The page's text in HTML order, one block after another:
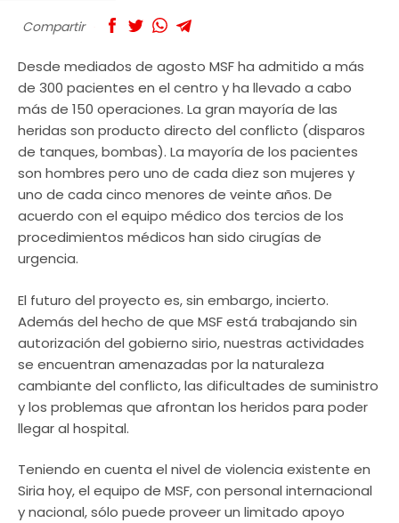
Compartir
Desde mediados de agosto MSF ha admitido a más
de 300 pacientes en el centro y ha llevado a cabo
más de 150 operaciones. La gran mayoría de las
heridas son producto directo del conflicto (disparos
de tanques, bombas). La mayoría de los pacientes
son hombres pero uno de cada diez son mujeres y
uno de cada cinco menores de veinte años. De
acuerdo con el equipo médico dos tercios de los
procedimientos médicos han sido cirugías de
urgencia.
El futuro del proyecto es, sin embargo, incierto.
Además del hecho de que MSF está trabajando sin
autorización del gobierno sirio, nuestras actividades
se encuentran amenazadas por la naturaleza
cambiante del conflicto, las dificultades de suministro
y los problemas que afrontan los heridos para poder
llegar al hospital.
Teniendo en cuenta el nivel de violencia existente en
Siria hoy, el equipo de MSF, con personal internacional
y nacional, sólo puede proveer un limitado apoyo